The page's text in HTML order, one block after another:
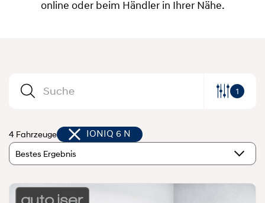
online oder beim Händler in Ihrer Nähe.
1
4 Fahrzeuge IONIQ 6 N
Bestes Ergebnis